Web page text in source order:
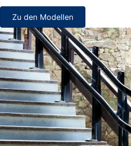
Zu den Modellen